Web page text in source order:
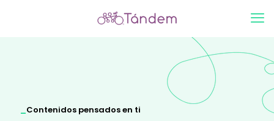
_Contenidos pensados en ti